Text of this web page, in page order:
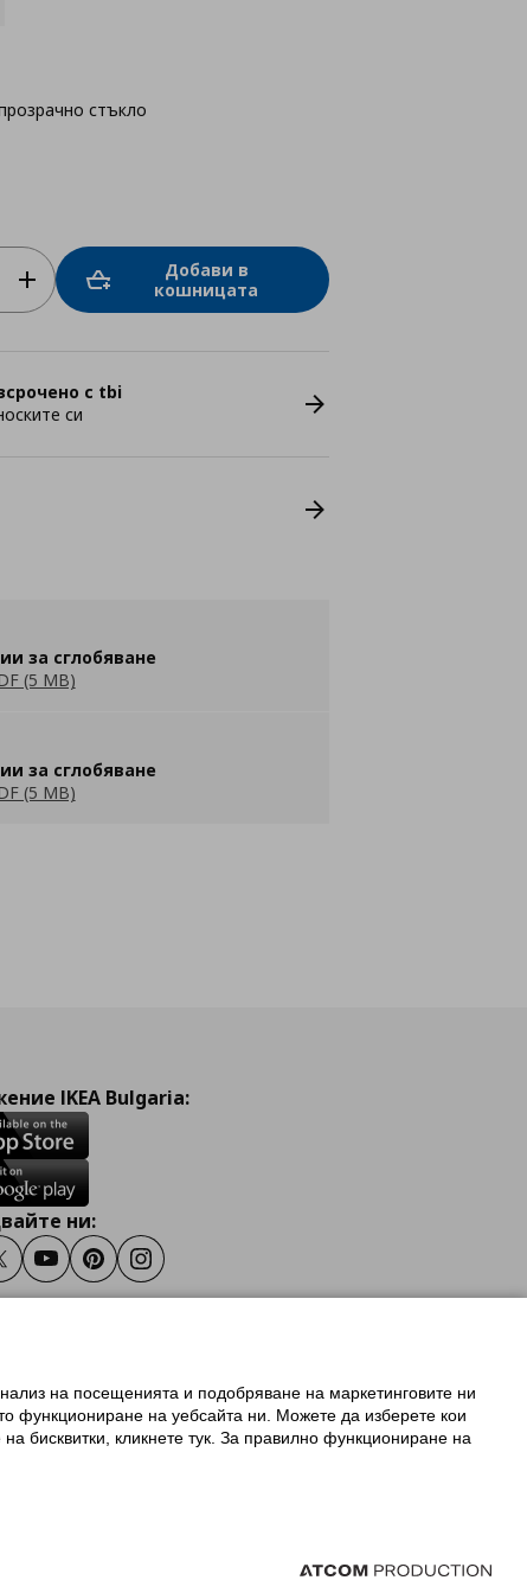
стъкло
Добави в
кошницата
с tbi
си
за сглобяване
(5 MB)
за сглобяване
(5 MB)
IKEA Bulgaria:
ни:
YoutubePinterestInstagram
на ikea.bg
Family
на посещенията и подобряване на маркетинговите ни
функциониране на уебсайта ни. Можете да изберете кои
бисквитки, кликнете тук. За правилно функциониране на